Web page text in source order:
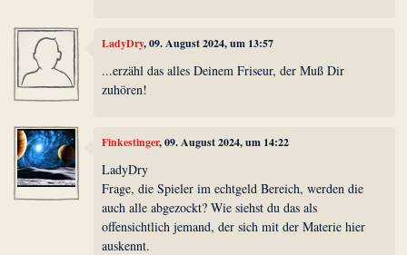
LadyDry, 09. August 2024, um 13:57
...erzähl das alles Deinem Friseur, der Muß Dir
zuhören!
Finkestinger, 09. August 2024, um 14:22
LadyDry
Frage, die Spieler im echtgeld Bereich, werden die
auch alle abgezockt? Wie siehst du das als
offensichtlich jemand, der sich mit der Materie hier
auskennt.